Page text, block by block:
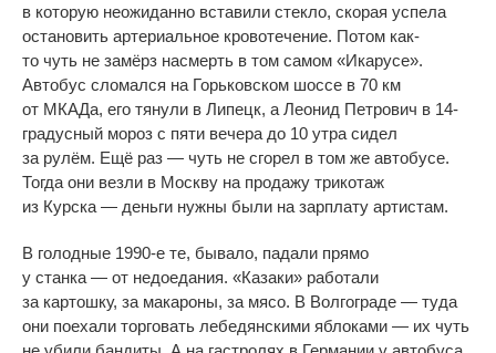
в которую неожиданно вставили стекло, скорая успела
остановить артериальное кровотечение. Потом как-
то чуть не замёрз насмерть в том самом «Икарусе».
Автобус сломался на Горьковском шоссе в 70 км
от МКАДа, его тянули в Липецк, а Леонид Петрович в 14-
градусный мороз с пяти вечера до 10 утра сидел
за рулём. Ещё раз — чуть не сгорел в том же автобусе.
Тогда они везли в Москву на продажу трикотаж
из Курска — деньги нужны были на зарплату артистам.
В голодные 1990-е те, бывало, падали прямо
у станка — от недоедания. «Казаки» работали
за картошку, за макароны, за мясо. В Волгограде — туда
они поехали торговать лебедянскими яблоками — их чуть